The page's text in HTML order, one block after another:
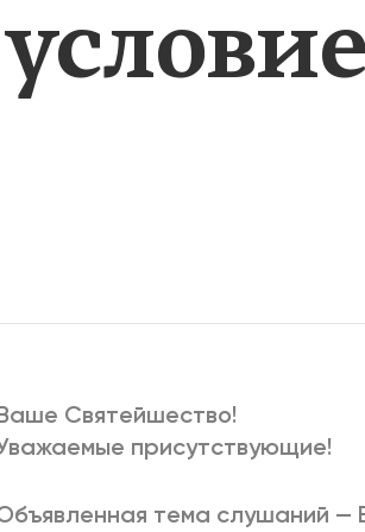
ВЫХОД
Святейшество!
присутствующие!
тема слушаний —